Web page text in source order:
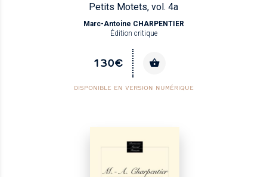
Petits Motets, vol. 4a
Marc-Antoine CHARPENTIER
Édition critique
130€
DISPONIBLE EN VERSION NUMÉRIQUE